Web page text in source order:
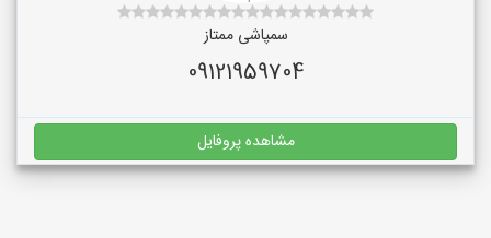
سمپاشی ممتاز
09121959704
مشاهده پروفایل